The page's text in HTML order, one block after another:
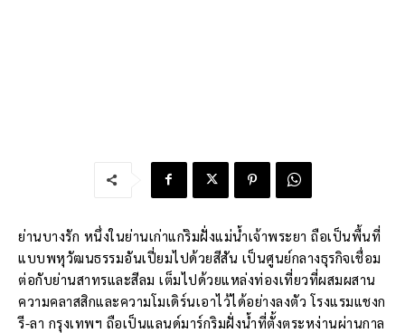
ย่านบางรัก หนึ่งในย่านเก่าแก่ริมฝั่งแม่น้ำเจ้าพระยา ถือเป็นพื้นที่
แบบพหุวัฒนธรรมอันเปี่ยมไปด้วยสีสัน เป็นศูนย์กลางธุรกิจเชื่อม
ต่อกับย่านสาทรและสีลม เต็มไปด้วยแหล่งท่องเที่ยวที่ผสมผสาน
ความคลาสสิกและความโมเดิร์นเอาไว้ได้อย่างลงตัว โรงแรมแชงก
รี-ลา กรุงเทพฯ ถือเป็นแลนด์มาร์กริมฝั่งน้ำที่ตั้งตระหง่านผ่านกาล